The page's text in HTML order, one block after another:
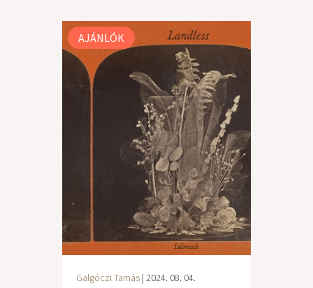
AJÁNLÓK
Galgóczi Tamás | 2024. 08. 04.